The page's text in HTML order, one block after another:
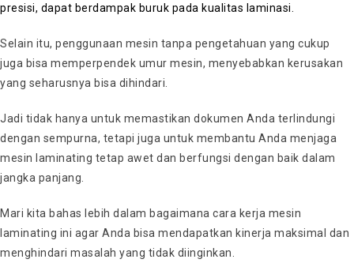
presisi, dapat berdampak buruk pada kualitas laminasi.
Selain itu, penggunaan mesin tanpa pengetahuan yang cukup
juga bisa memperpendek umur mesin, menyebabkan kerusakan
yang seharusnya bisa dihindari.
Jadi tidak hanya untuk memastikan dokumen Anda terlindungi
dengan sempurna, tetapi juga untuk membantu Anda menjaga
mesin laminating tetap awet dan berfungsi dengan baik dalam
jangka panjang.
Mari kita bahas lebih dalam bagaimana cara kerja mesin
laminating ini agar Anda bisa mendapatkan kinerja maksimal dan
menghindari masalah yang tidak diinginkan.